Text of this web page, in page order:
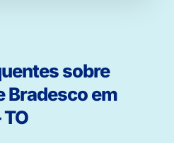
sobre
Bradesco em